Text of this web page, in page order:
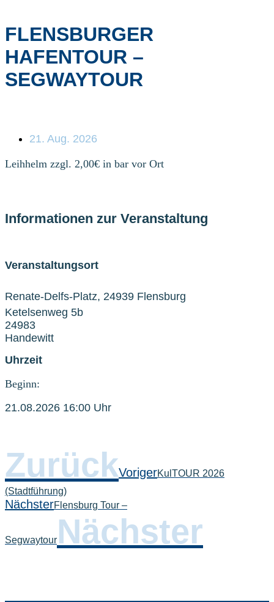
FLENSBURGER
HAFENTOUR –
SEGWAYTOUR
21. Aug. 2026
Leihhelm zzgl. 2,00€ in bar vor Ort
Informationen zur Veranstaltung
Veranstaltungsort
Renate-Delfs-Platz, 24939 Flensburg
Ketelsenweg 5b
24983
Handewitt
Uhrzeit
Beginn:
21.08.2026 16:00 Uhr
ZurückVorigerKulTOUR 2026
(Stadtführung)
NächsterFlensburg Tour –
Segwaytour Nächster